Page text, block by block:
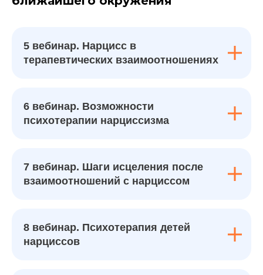
5 вебинар. Нарцисс в
терапевтических взаимоотношениях
6 вебинар. Возможности
психотерапии нарциссизма
7 вебинар. Шаги исцеления после
взаимоотношений с нарциссом
8 вебинар. Психотерапия детей
нарциссов